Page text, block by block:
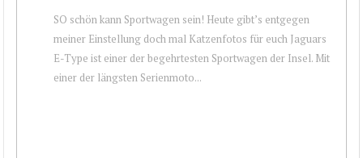
SO schön kann Sportwagen sein! Heute gibt’s entgegen
meiner Einstellung doch mal Katzenfotos für euch Jaguars
E-Type ist einer der begehrtesten Sportwagen der Insel. Mit
einer der längsten Serienmoto...